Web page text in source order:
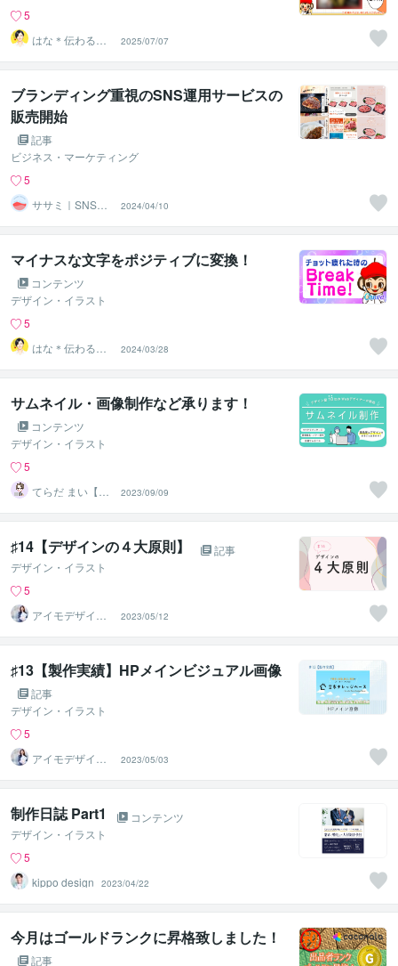
5
はな＊伝わる形
に整えるデザイ
ン秘書
2025/07/07
ブランディング重視のSNS運用サービスの
販売開始
記事
ビジネス・マーケティング
5
ササミ｜SNS運
用・広告・OTA
集客
2024/04/10
マイナスな文字をポジティブに変換！
コンテンツ
デザイン・イラスト
5
はな＊伝わる形
に整えるデザイ
ン秘書
2024/03/28
サムネイル・画像制作など承ります！
コンテンツ
デザイン・イラスト
5
てらだ まい【デ
ザイン歴10年】
2023/09/09
♯14【デザインの４大原則】
記事
デザイン・イラスト
5
アイモデザイン
｜グラフィック
＆Web
2023/05/12
♯13【製作実績】HPメインビジュアル画像
記事
デザイン・イラスト
5
アイモデザイン
｜グラフィック
＆Web
2023/05/03
制作日誌 Part1
コンテンツ
デザイン・イラスト
5
kippo design
2023/04/22
今月はゴールドランクに昇格致しました！
記事